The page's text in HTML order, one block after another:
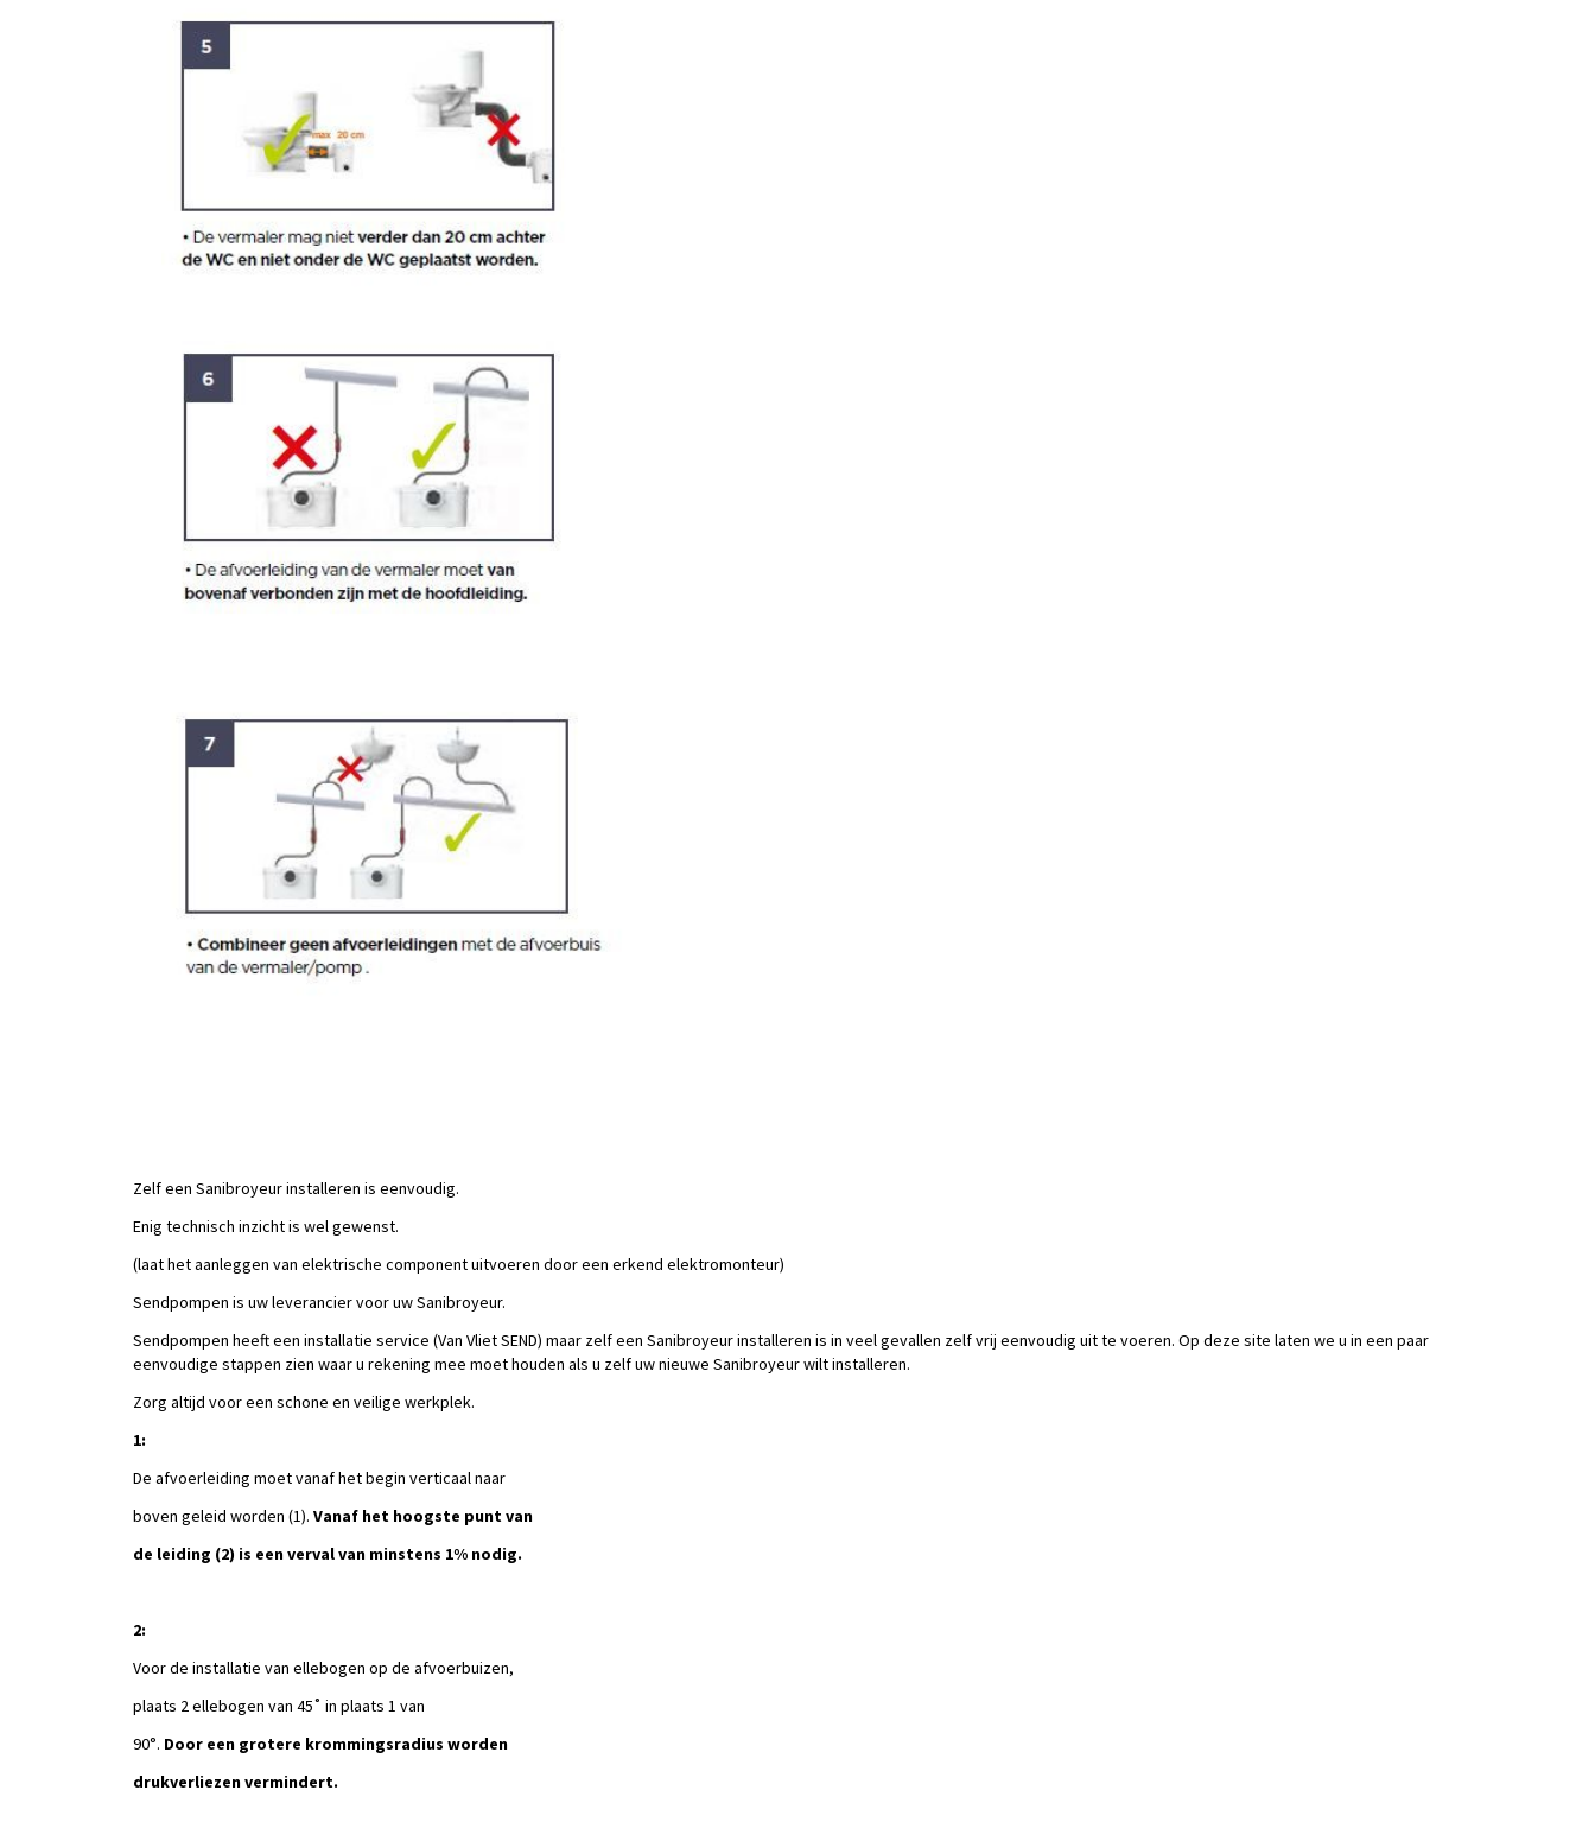
Zelf een Sanibroyeur installeren is eenvoudig.
Enig technisch inzicht is wel gewenst.
(laat het aanleggen van elektrische component uitvoeren door een erkend elektromonteur)
Sendpompen is uw leverancier voor uw Sanibroyeur.
Sendpompen heeft een installatie service (Van Vliet SEND) maar zelf een Sanibroyeur installeren is in veel gevallen zelf vrij eenvoudig uit te voeren. Op deze site laten we u in een paar
eenvoudige stappen zien waar u rekening mee moet houden als u zelf uw nieuwe Sanibroyeur wilt installeren.
Zorg altijd voor een schone en veilige werkplek.
1:
De afvoerleiding moet vanaf het begin verticaal naar
boven geleid worden (1). Vanaf het hoogste punt van
de leiding (2) is een verval van minstens 1% nodig.
2:
Voor de installatie van ellebogen op de afvoerbuizen,
plaats 2 ellebogen van 45˚ in plaats 1 van
90°. Door een grotere krommingsradius worden
drukverliezen vermindert.